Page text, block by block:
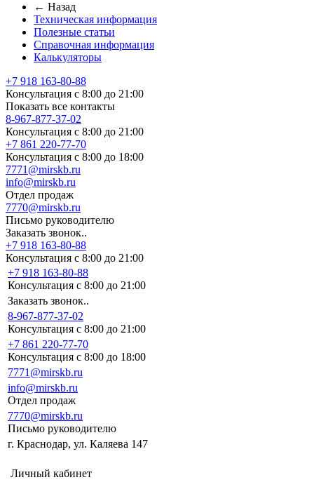
← Назад
Техническая информация
Полезные статьи
Справочная информация
Калькуляторы
+7 918 163-80-88
Консультация с 8:00 до 21:00
Показать все контакты
8-967-877-37-02
Консультация с 8:00 до 21:00
+7 861 220-77-70
Консультация с 8:00 до 18:00
7771@mirskb.ru
info@mirskb.ru
Отдел продаж
7770@mirskb.ru
Письмо руководителю
Заказать звонок..
+7 918 163-80-88
Консультация с 8:00 до 21:00
+7 918 163-80-88
Консультация с 8:00 до 21:00
Заказать звонок..
8-967-877-37-02
Консультация с 8:00 до 21:00
+7 861 220-77-70
Консультация с 8:00 до 18:00
7771@mirskb.ru
info@mirskb.ru
Отдел продаж
7770@mirskb.ru
Письмо руководителю
г. Краснодар, ул. Каляева 147
Личный кабинет